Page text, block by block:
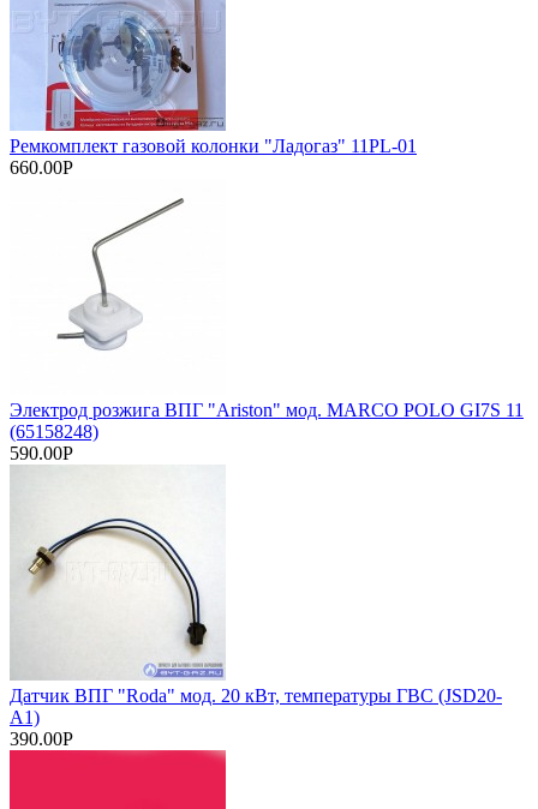
Ремкомплект газовой колонки "Ладогаз" 11PL-01
660.00Р
Электрод розжига ВПГ "Ariston" мод. MARCO POLO GI7S 11
(65158248)
590.00Р
Датчик ВПГ "Roda" мод. 20 кВт, температуры ГВС (JSD20-
A1)
390.00Р